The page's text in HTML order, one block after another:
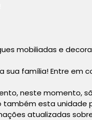
mobiliadas e
sua família! Entre em
neste momento,
esta unidade
atualizadas